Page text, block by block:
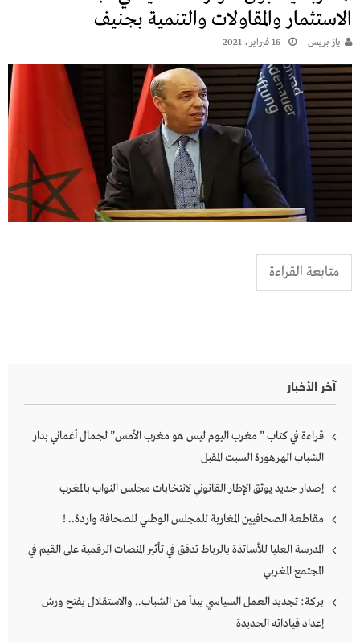
الاستثمار والمقاولات والتنمية بجنيف
يـاز بريـس 16 فبراير، 2021
متابعة القراءة
آخر الأخبار
قراءة في كتاب ” مغرب اليوم ليس هو مغرب الأمس” لجمال أغماني بدار
الشباب الهرهورة السبت المقبل
إصدار جديد يوثق الإطار القانوني لانتخابات مجلس النواب بالمغرب
مقاطعة الصحافيين المغاربة للمجلس الوطني للصحافة واردة.. !
المدرسة العليا للأساتذة بالرباط تدقق في تأثير المنصات الرقمية على القيم في
المجتمع المغربي
بركة: تجديد العمل السياسي يبدأ من الشباب.. والاستقلال يفتح ورش
إعداد قياداته الجديدة